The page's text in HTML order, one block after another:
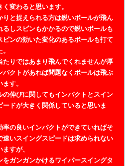
く変わると思います。
りと捉えられる方は鋭いボールが飛ん
るしスピンもかかるので鋭いボールも
ピンの効いた変化のあるボールも打て
。
たりではあまり飛んでくれませんが厚
パクトがあれば問題なくボールは飛ぶ
ます。
の伸びに関してもインパクトとスイン
ードが大きく関係していると思いま
率の良いインパクトができていればそ
速いスイングスピードは求められない
ますが、
をガンガンかけるワイパースイングタ